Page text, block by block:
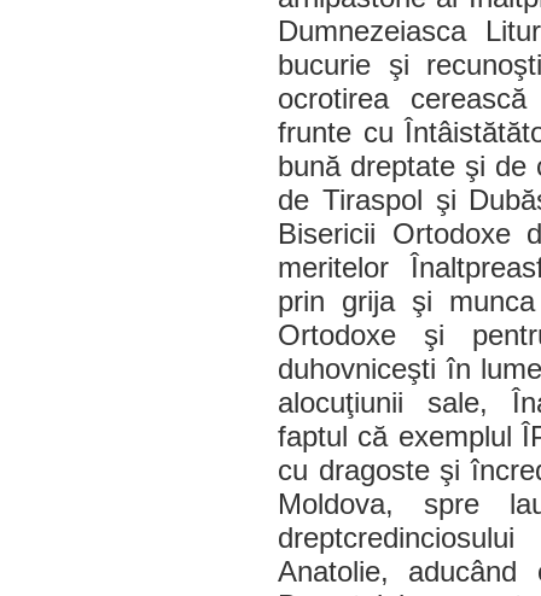
Dumnezeiasca
bucurie şi
ocrotirea
frunte cu
bună dreptate şi de
de Tiraspol şi
Bisericii Ortodoxe
meritelor
prin grija şi munca
Ortodoxe şi
duhovniceşti în
alocuţiunii sale,
faptul că exemplul
cu dragoste şi
Moldova, spre
Anatolie,